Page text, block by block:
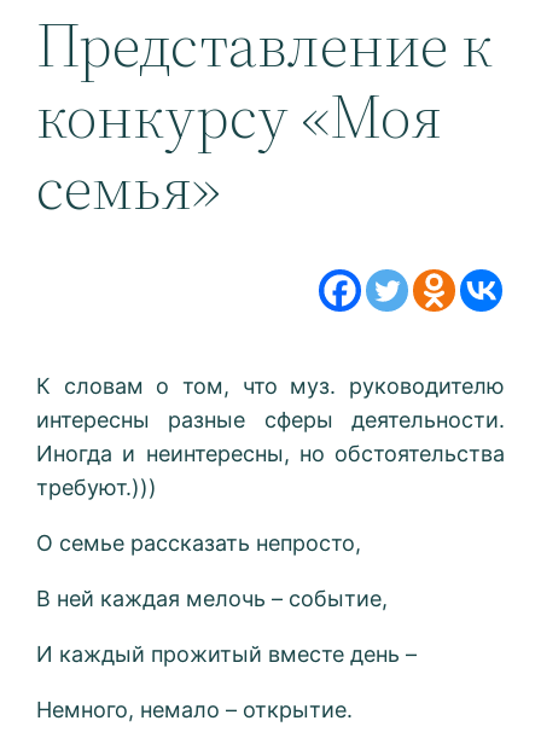
Представление к
конкурсу «Моя
семья»
К словам о том, что муз. руководителю
интересны разные сферы деятельности.
Иногда и неинтересны, но обстоятельства
требуют.)))
О семье рассказать непросто,
В ней каждая мелочь – событие,
И каждый прожитый вместе день –
Немного, немало – открытие.